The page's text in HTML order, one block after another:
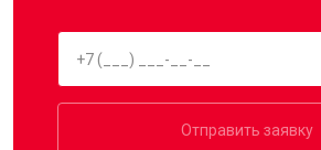
Отправить заявку